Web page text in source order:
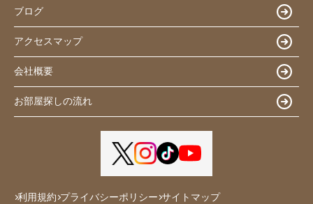
ブログ
アクセスマップ
会社概要
お部屋探しの流れ
利用規約 プライバシーポリシー サイトマップ